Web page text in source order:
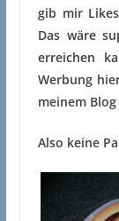
gib mir
Das wäre
erreichen
Werbung
meinem
Also keine